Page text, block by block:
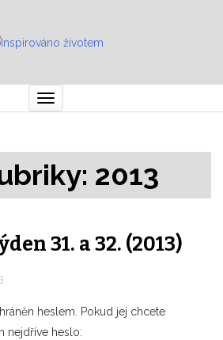
Toggle
navigation
2013
31. a 32. (2013)
heslem. Pokud jej chcete
nejdříve heslo: